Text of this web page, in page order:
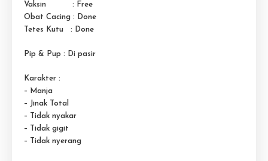
Vaksin : Free
Obat Cacing : Done
Tetes Kutu : Done
Pip & Pup : Di pasir
Karakter :
– Manja
– Jinak Total
– Tidak nyakar
– Tidak gigit
– Tidak nyerang